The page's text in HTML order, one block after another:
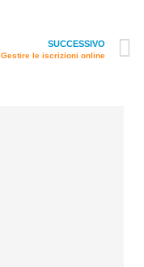
SUCCESSIVO
Gestire le iscrizioni online